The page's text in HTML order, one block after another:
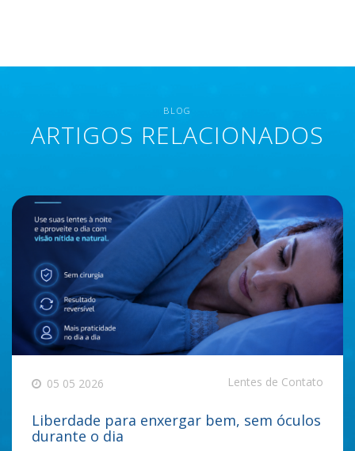
BLOG
ARTIGOS RELACIONADOS
05 05 2026 Lentes de Contato
Liberdade para enxergar bem, sem óculos
durante o dia